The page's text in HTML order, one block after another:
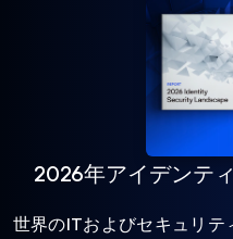
2026年アイデンテ
世界のITおよびセキュリ